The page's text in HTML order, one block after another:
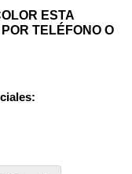
ESTA
TELÉFONO O